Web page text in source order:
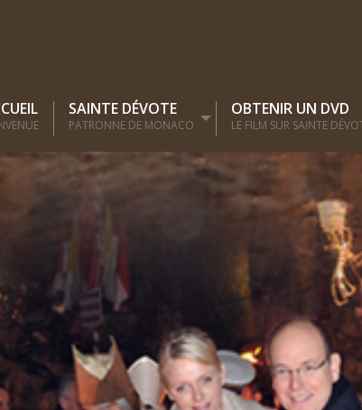
SAINTE DÉVOTE
PATRONNE DE MONACO
OBTENIR UN DVD
LE FILM SUR SAINTE